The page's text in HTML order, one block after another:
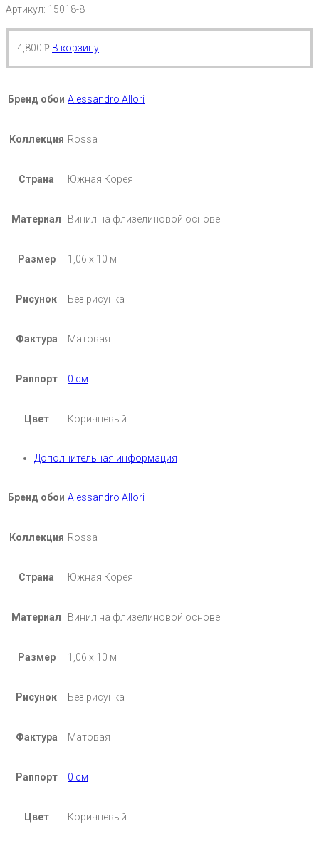
Артикул: 15018-8
4,800 Р В корзину
Бренд обои Alessandro Allori
Коллекция Rossa
Страна Южная Корея
Материал Винил на флизелиновой основе
Размер 1,06 х 10 м
Рисунок Без рисунка
Фактура Матовая
Раппорт 0 см
Цвет Коричневый
Дополнительная информация
Бренд обои Alessandro Allori
Коллекция Rossa
Страна Южная Корея
Материал Винил на флизелиновой основе
Размер 1,06 х 10 м
Рисунок Без рисунка
Фактура Матовая
Раппорт 0 см
Цвет Коричневый